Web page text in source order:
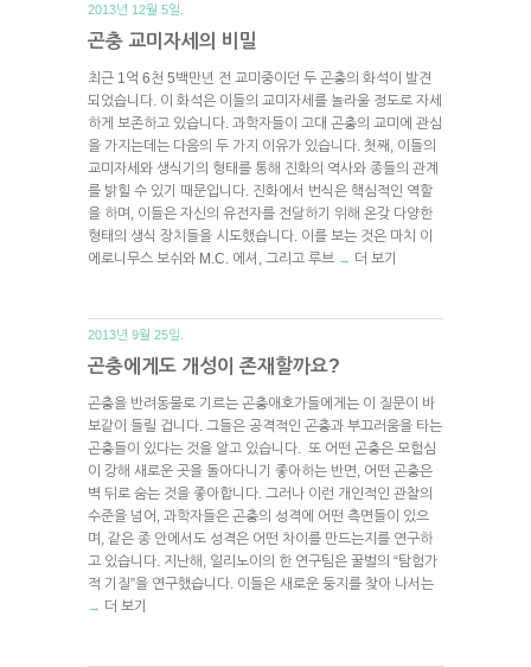
2013년 12월 5일.
곤충 교미자세의 비밀
최근 1억 6천 5백만년 전 교미중이던 두 곤충의 화석이 발견
되었습니다. 이 화석은 이들의 교미자세를 놀라울 정도로 자세
하게 보존하고 있습니다. 과학자들이 고대 곤충의 교미에 관심
을 가지는데는 다음의 두 가지 이유가 있습니다. 첫째, 이들의
교미자세와 생식기의 형태를 통해 진화의 역사와 종들의 관계
를 밝힐 수 있기 때문입니다. 진화에서 번식은 핵심적인 역할
을 하며, 이들은 자신의 유전자를 전달하기 위해 온갖 다양한
형태의 생식 장치들을 시도했습니다. 이를 보는 것은 마치 이
에로니무스 보쉬와 M.C. 에셔, 그리고 루브 → 더 보기
2013년 9월 25일.
곤충에게도 개성이 존재할까요?
곤충을 반려동물로 기르는 곤충애호가들에게는 이 질문이 바
보같이 들릴 겁니다. 그들은 공격적인 곤충과 부끄러움을 타는
곤충들이 있다는 것을 알고 있습니다. 또 어떤 곤충은 모험심
이 강해 새로운 곳을 돌아다니기 좋아하는 반면, 어떤 곤충은
벽 뒤로 숨는 것을 좋아합니다. 그러나 이런 개인적인 관찰의
수준을 넘어, 과학자들은 곤충의 성격에 어떤 측면들이 있으
며, 같은 종 안에서도 성격은 어떤 차이를 만드는지를 연구하
고 있습니다. 지난해, 일리노이의 한 연구팀은 꿀벌의 “탐험가
적 기질”을 연구했습니다. 이들은 새로운 둥지를 찾아 나서는
→ 더 보기